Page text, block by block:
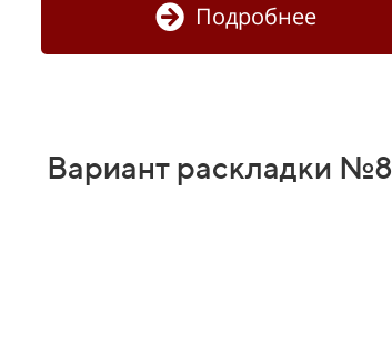
Подробнее
Вариант раскладки №8